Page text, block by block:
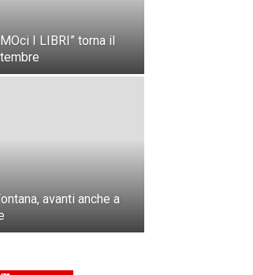
I LIBRI” torna il
avanti anche a